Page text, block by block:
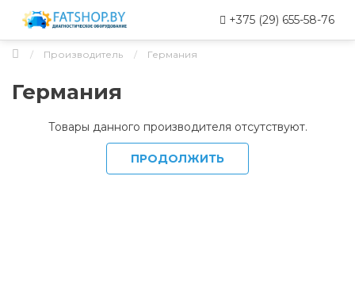
+375 (29) 655-58-76
Производитель Германия
Германия
Товары данного производителя отсутствуют.
ПРОДОЛЖИТЬ